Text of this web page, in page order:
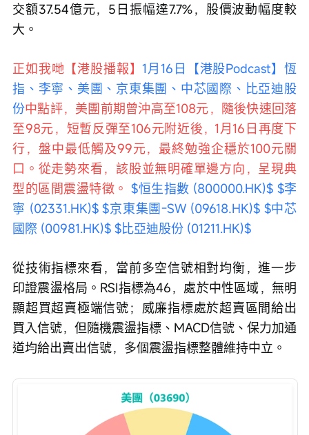
交額37.54億元，5日振幅達7.7%，股價波動幅度較
大。
正如我哋【港股播報】 1月16日【港股Podcast】恆
指、李寧、美團、京東集團、中芯國際、比亞迪股
份中點評，美團前期曾沖高至108元，隨後快速回落
至98元，短暫反彈至106元附近後，1月16日再度下
行，盤中最低觸及99元，最終勉強企穩於100元關
口。從走勢來看，該股並無明確單邊方向，呈現典
型的區間震盪特徵。 $恒生指數 (800000.HK)$ $李
寧 (02331.HK)$ $京東集團-SW (09618.HK)$ $中芯
國際 (00981.HK)$ $比亞迪股份 (01211.HK)$
從技術指標來看，當前多空信號相對均衡，進一步
印證震盪格局。RSI指標為46，處於中性區域，無明
顯超買超賣極端信號；威廉指標處於超賣區間給出
買入信號，但隨機震盪指標、MACD信號、保力加通
道均給出賣出信號，多個震盪指標整體維持中立。